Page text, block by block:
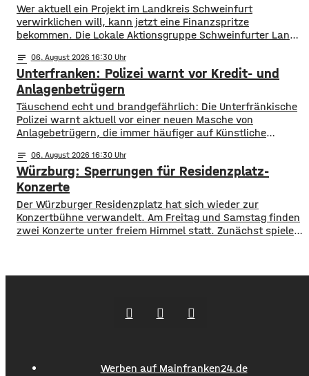
Wer aktuell ein Projekt im Landkreis Schweinfurt
verwirklichen will, kann jetzt eine Finanzspritze
bekommen. Die Lokale Aktionsgruppe Schweinfurter Land
Bewerben können sich Bürger, Vereine und Organisationen.
Die Projekte sollen den Entwicklungszielen des Landkreises
dienen und das Bürgerengagement des Schweinfurter
Lands stärken. Die Entwicklungsziele sind:
Daseinsvorsorge, sozialer Zusammenhalt,
notes 06. August 2026 16:30
Unterfranken: Polizei warnt vor Kredit- und
Anlagenbetrügern
​​Täuschend echt und brandgefährlich: Die Unterfränkische
Polizei warnt aktuell vor einer neuen Masche von
Anlagebetrügern, die immer häufiger auf Künstliche
Menschen aus der Region um ihr Erspartes gebracht. ​Laut
Polizei erstellen die Täter mithilfe von KI täuschen echte
Werbevideos oder fälschen Empfehlungen von prominenten
Persönlichkeiten. Ihr Ziel: echte
notes 06. August 2026 16:30
Würzburg: Sperrungen für Residenzplatz-
Konzerte
Der Würzburger Residenzplatz hat sich wieder zur
Konzertbühne verwandelt. Am Freitag und Samstag finden
zwei Konzerte unter freiem Himmel statt. Zunächst spielen
Werben auf Mainfranken24.de